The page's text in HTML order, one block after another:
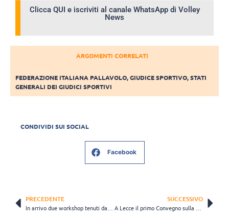
Clicca QUI e iscriviti al canale WhatsApp di Volley
News
ARGOMENTI CORRELATI
FEDERAZIONE ITALIANA PALLAVOLO,GIUDICE SPORTIVO,STATI
GENERALI DEI GIUDICI SPORTIVI
CONDIVIDI SUI SOCIAL
Facebook
PRECEDENTE SUCCESSIVO